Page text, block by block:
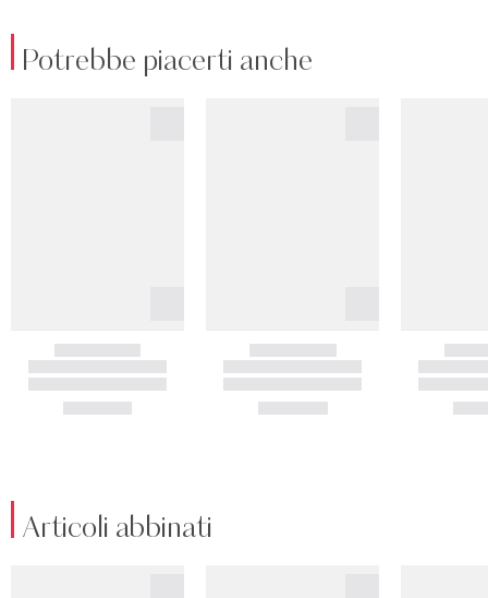
Potrebbe piacerti anche
Articoli abbinati